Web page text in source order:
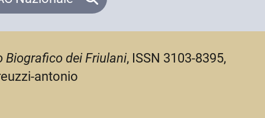
Biografico dei Friulani, ISSN 3103-8395,
antonio